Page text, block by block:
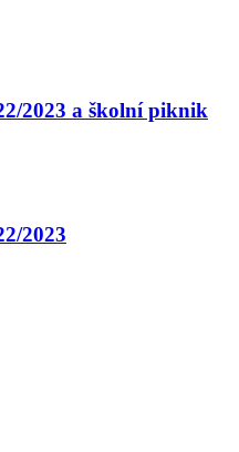
2023 a školní piknik
2023